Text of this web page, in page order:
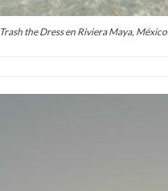
Trash the Dress en Riviera Maya, México